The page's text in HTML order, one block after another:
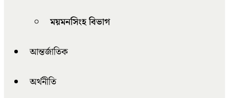
ময়মনসিংহ বিভাগ
আন্তর্জাতিক
অর্থনীতি